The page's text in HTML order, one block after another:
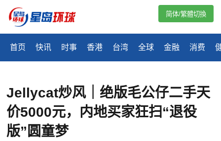
首页 快讯 时事 香港 台湾 全球 金融 消费
简体/繁體切換
Jellycat炒风｜绝版毛公仔二手天
价5000元，内地买家狂扫“退役
版”圆童梦